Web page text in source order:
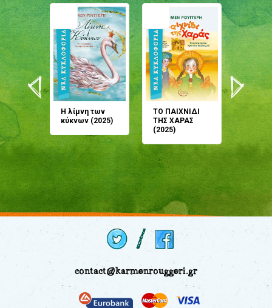
Η λίμνη των
κύκνων (2025)
ΤΟ ΠΑΙΧΝΙΔΙ
ΤΗΣ ΧΑΡΑΣ
(2025)
μου;
(2024)
contact@karmenrouggeri.gr